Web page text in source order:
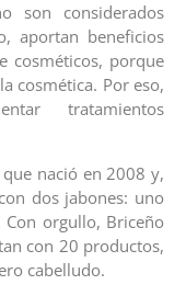
son considerados
aportan beneficios
cosméticos, porque
cosmética. Por eso,
tratamientos
nació en 2008 y,
dos jabones: uno
orgullo, Briceño
con 20 productos,
cabelludo.